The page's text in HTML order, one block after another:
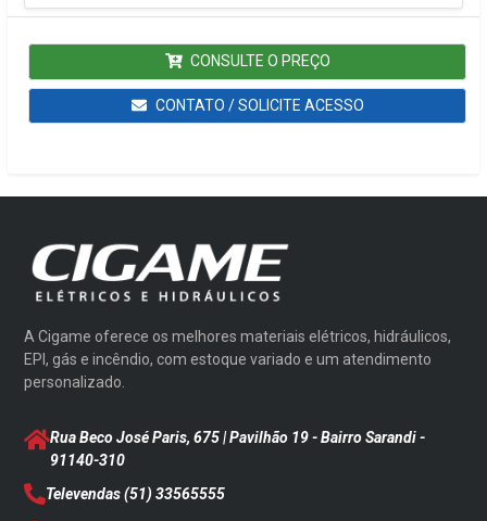
CONSULTE O PREÇO
CONTATO / SOLICITE ACESSO
A Cigame oferece os melhores materiais elétricos, hidráulicos,
EPI, gás e incêndio, com estoque variado e um atendimento
personalizado.
Rua Beco José Paris, 675 | Pavilhão 19 - Bairro Sarandi-
91140-310
Televendas(51) 33565555